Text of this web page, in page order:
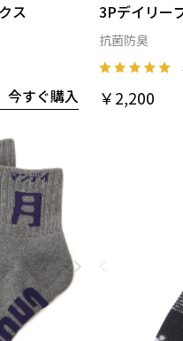
ス
今すぐ購入
3Pデイリー
ス
抗菌防臭
￥2,200